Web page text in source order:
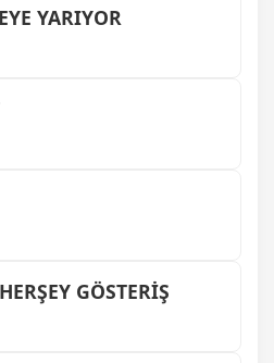
YARIYOR
GÖSTERİŞ